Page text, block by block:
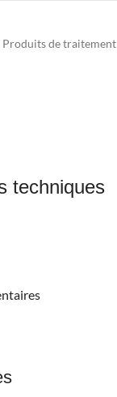
Produits de traitement
techniques